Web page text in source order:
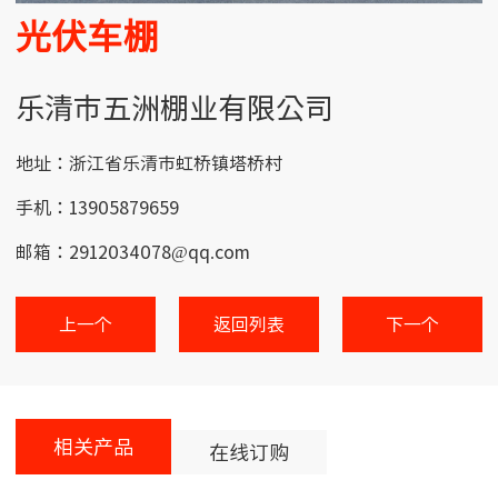
光伏车棚
乐清市五洲棚业有限公司
地址：浙江省乐清市虹桥镇塔桥村
手机：13905879659
邮箱：2912034078@qq.com
上一个 返回列表 下一个
相关产品 在线订购